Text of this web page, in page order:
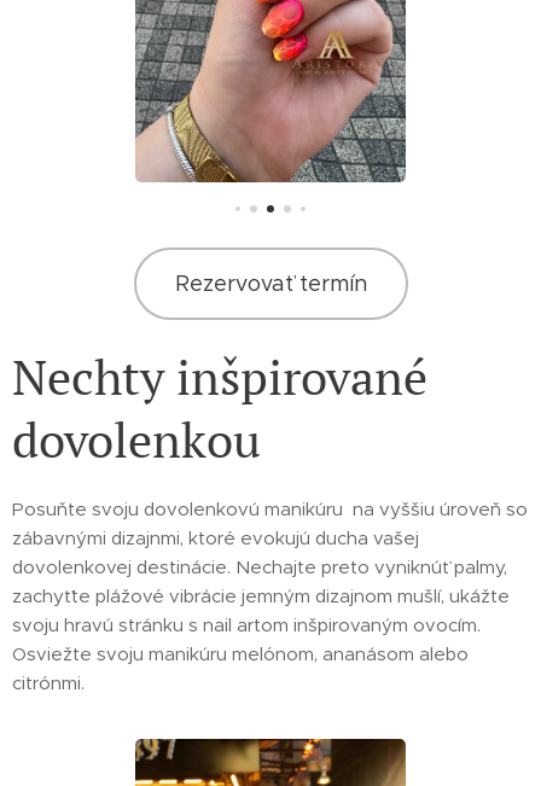
Rezervovať termín
Nechty inšpirované
dovolenkou
Posuňte svoju dovolenkovú manikúru na vyššiu úroveň so
zábavnými dizajnmi, ktoré evokujú ducha vašej
dovolenkovej destinácie. Nechajte preto vyniknúť palmy,
zachyťte plážové vibrácie jemným dizajnom mušlí, ukážte
svoju hravú stránku s nail artom inšpirovaným ovocím.
Osviežte svoju manikúru melónom, ananásom alebo
citrónmi.